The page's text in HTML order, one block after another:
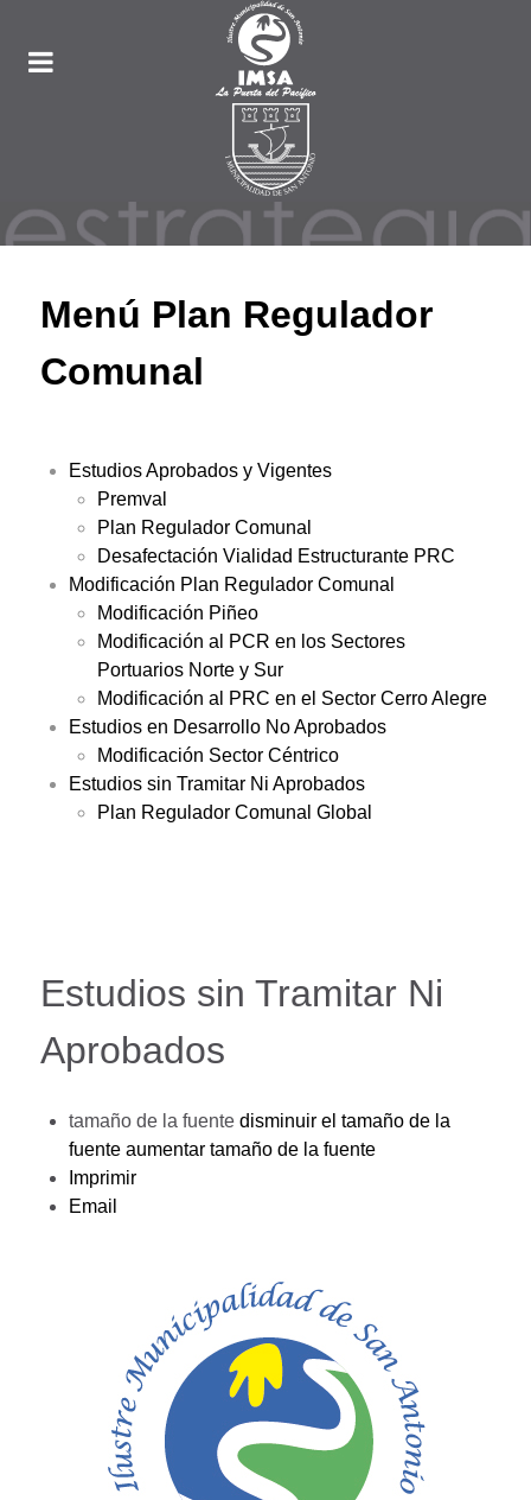
Menú Plan Regulador
Comunal
Estudios Aprobados y Vigentes
Premval
Plan Regulador Comunal
Desafectación Vialidad Estructurante PRC
Modificación Plan Regulador Comunal
Modificación Piñeo
Modificación al PCR en los Sectores
Portuarios Norte y Sur
Modificación al PRC en el Sector Cerro Alegre
Estudios en Desarrollo No Aprobados
Modificación Sector Céntrico
Estudios sin Tramitar Ni Aprobados
Plan Regulador Comunal Global
Estudios sin Tramitar Ni
Aprobados
tamaño de la fuente disminuir el tamaño de la
fuente aumentar tamaño de la fuente
Imprimir
Email